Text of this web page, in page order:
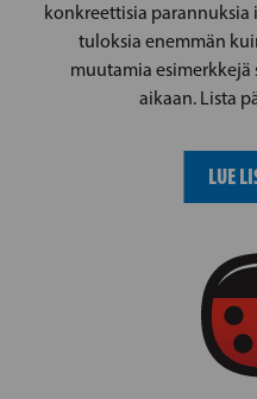
konkreettisia parannuksia
tuloksia enemmän
muutamia esimerkkejä
aikaan. Lista
LUE